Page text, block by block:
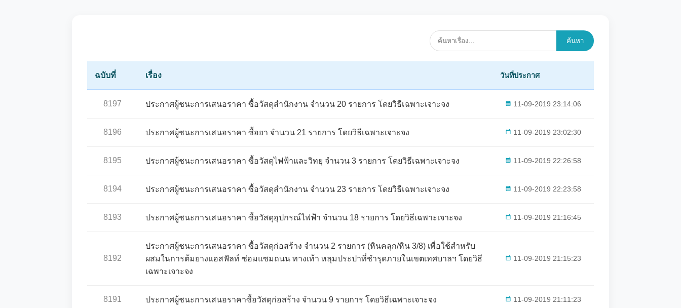
ค้นหา
ฉบับที่ เรื่อง วันที่ประกาศ
8197 ประกาศผู้ชนะการเสนอราคา ซื้อวัสดุสำนักงาน จำนวน 20 รายการ โดยวิธีเฉพาะเจาะจง 11-09-2019 23:14:06
8196 ประกาศผู้ชนะการเสนอราคา ซื้อยา จำนวน 21 รายการ โดยวิธีเฉพาะเจาะจง 11-09-2019 23:02:30
8195 ประกาศผู้ชนะการเสนอราคา ซื้อวัสดุไฟฟ้าและวิทยุ จำนวน 3 รายการ โดยวิธีเฉพาะเจาะจง 11-09-2019 22:26:58
8194 ประกาศผู้ชนะการเสนอราคา ซื้อวัสดุสำนักงาน จำนวน 23 รายการ โดยวิธีเฉพาะเจาะจง 11-09-2019 22:23:58
8193 ประกาศผู้ชนะการเสนอราคา ซื้อวัสดุอุปกรณ์ไฟฟ้า จำนวน 18 รายการ โดยวิธีเฉพาะเจาะจง 11-09-2019 21:16:45
8192
ประกาศผู้ชนะการเสนอราคา ซื้อวัสดุก่อสร้าง จำนวน 2 รายการ (หินคลุก/หิน 3/8) เพื่อใช้สำหรับ
ผสมในการต้มยางแอสฟัลท์ ซ่อมแซมถนน ทางเท้า หลุมประปาที่ชำรุดภายในเขตเทศบาลฯ โดยวิธี
เฉพาะเจาะจง
11-09-2019 21:15:23
8191 ประกาศผู้ชนะการเสนอราคาซื้อวัสดุก่อสร้าง จำนวน 9 รายการ โดยวิธีเฉพาะเจาะจง 11-09-2019 21:11:23